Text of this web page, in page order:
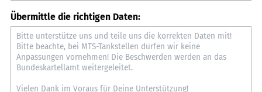
Übermittle die richtigen Daten: